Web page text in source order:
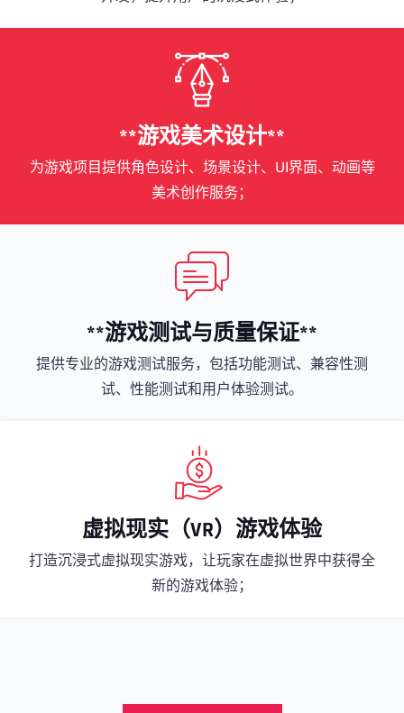
**游戏美术设计**
为游戏项目提供角色设计、场景设计、UI界面、动画等
美术创作服务；
**游戏测试与质量保证**
提供专业的游戏测试服务，包括功能测试、兼容性测
试、性能测试和用户体验测试。
虚拟现实（VR）游戏体验
打造沉浸式虚拟现实游戏，让玩家在虚拟世界中获得全
新的游戏体验；